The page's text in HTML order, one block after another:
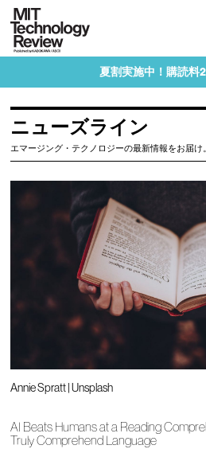
夏割実施中！購読料
ニューズライン
エマージング・テクノロジーの最新情報をお届け
Annie Spratt | Unsplash
AI Beats Humans at a Reading
Truly Comprehend Language